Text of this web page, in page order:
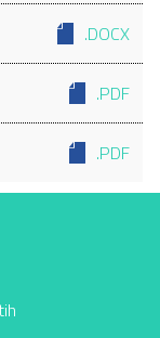
.DOCX
.PDF
.PDF